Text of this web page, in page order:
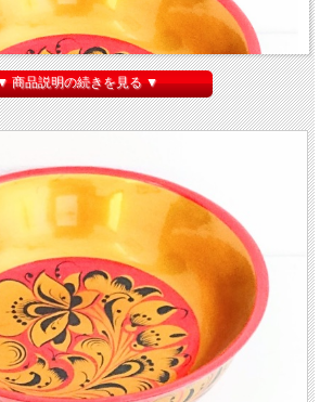
葉 中鉢です。
フォルメされた金色の花と葉 が描かれています。外側
花と葉が描かれています。
ロムスカヤ・ロースピシの製品で、裏面には品質保証
す。
な小鉢です。
商品説明の続きを見る ▼